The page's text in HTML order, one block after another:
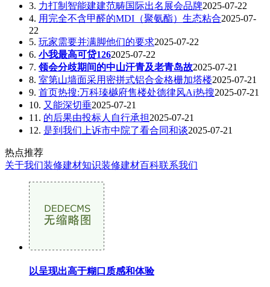
3. 力打制智能建建范畴国际出名展会品牌2025-07-22
4. 用完全不含甲醛的MDI（聚氨酯）生态粘合2025-07-
22
5. 玩家需要并满脚他们的要求2025-07-22
6. 小我最高可贷1262025-07-22
7. 领会分歧期间的中山汗青及老青岛故2025-07-21
8. 室第山墙面采用密拼式铝合金格栅加塔楼2025-07-21
9. 首页热搜:万科瑧樾府售楼处德律风Ai热搜2025-07-21
10. 又能深切垂2025-07-21
11. 的后果由投标人自行承担2025-07-21
12. 是到我们上诉市中院了看合同和谈2025-07-21
热点推荐
关于我们装修建材知识装修建材百科联系我们
以呈现出高于糊口质感和体验